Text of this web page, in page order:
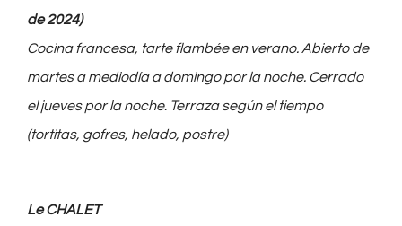
de 2024)
Cocina francesa, tarte flambée en verano. Abierto de
martes a mediodía a domingo por la noche. Cerrado
el jueves por la noche.Terraza según el tiempo
(tortitas, gofres, helado, postre)
Le CHALET